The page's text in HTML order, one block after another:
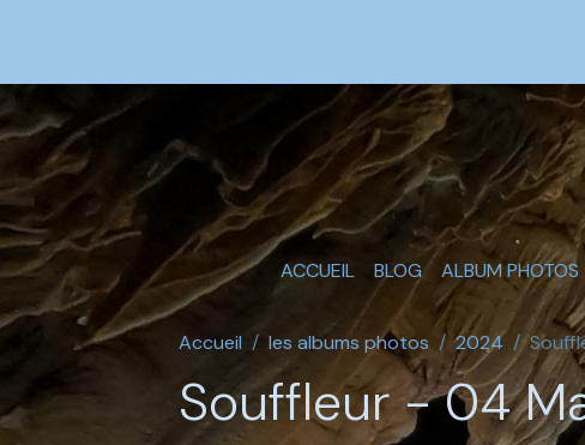
ACCUEIL BLOG ALBUM PHOTOS
Accueil les albums photos 2024
Souffleur - 04